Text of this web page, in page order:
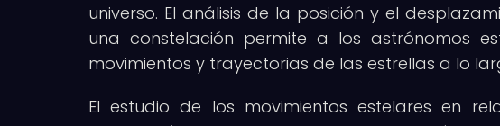
universo. El análisis de la posición y el
una constelación permite a los astrónomos
movimientos y trayectorias de las estrellas a lo
El estudio de los movimientos estelares en